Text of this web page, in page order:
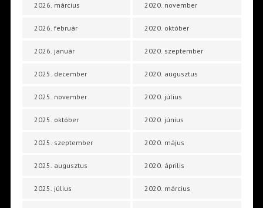
2026. március
2026. február
2026. január
2025. december
2025. november
2025. október
2025. szeptember
2025. augusztus
2025. július
2020. november
2020. október
2020. szeptember
2020. augusztus
2020. július
2020. június
2020. május
2020. április
2020. március